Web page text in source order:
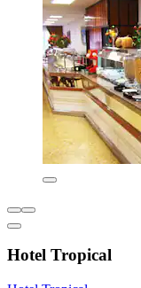
Hotel Tropical